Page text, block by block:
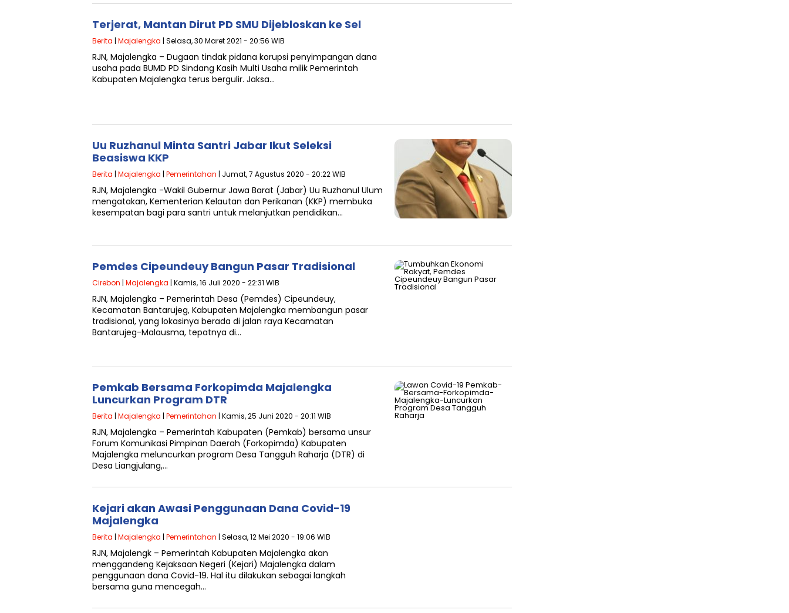
Terjerat, Mantan Dirut PD SMU Dijebloskan ke Sel
Berita | Majalengka | Selasa, 30 Maret 2021 - 20:56 WIB
RJN, Majalengka – Dugaan tindak pidana korupsi penyimpangan dana
usaha pada BUMD PD Sindang Kasih Multi Usaha milik Pemerintah
Kabupaten Majalengka terus bergulir. Jaksa…
Uu Ruzhanul Minta Santri Jabar Ikut Seleksi
Beasiswa KKP
Berita | Majalengka | Pemerintahan | Jumat, 7 Agustus 2020 - 20:22 WIB
RJN, Majalengka -Wakil Gubernur Jawa Barat (Jabar) Uu Ruzhanul Ulum
mengatakan, Kementerian Kelautan dan Perikanan (KKP) membuka
kesempatan bagi para santri untuk melanjutkan pendidikan…
Pemdes Cipeundeuy Bangun Pasar Tradisional
Cirebon | Majalengka | Kamis, 16 Juli 2020 - 22:31 WIB
RJN, Majalengka – Pemerintah Desa (Pemdes) Cipeundeuy,
Kecamatan Bantarujeg, Kabupaten Majalengka membangun pasar
tradisional, yang lokasinya berada di jalan raya Kecamatan
Bantarujeg-Malausma, tepatnya di…
Pemkab Bersama Forkopimda Majalengka
Luncurkan Program DTR
Berita | Majalengka | Pemerintahan | Kamis, 25 Juni 2020 - 20:11 WIB
RJN, Majalengka – Pemerintah Kabupaten (Pemkab) bersama unsur
Forum Komunikasi Pimpinan Daerah (Forkopimda) Kabupaten
Majalengka meluncurkan program Desa Tangguh Raharja (DTR) di
Desa Liangjulang,…
Kejari akan Awasi Penggunaan Dana Covid-19
Majalengka
Berita | Majalengka | Pemerintahan | Selasa, 12 Mei 2020 - 19:06 WIB
RJN, Majalengk – Pemerintah Kabupaten Majalengka akan
menggandeng Kejaksaan Negeri (Kejari) Majalengka dalam
penggunaan dana Covid-19. Hal itu dilakukan sebagai langkah
bersama guna mencegah…